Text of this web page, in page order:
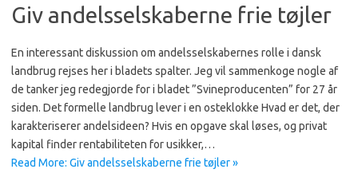
Giv andelsselskaberne frie tøjler
En interessant diskussion om andelsselskabernes rolle i dansk
landbrug rejses her i bladets spalter. Jeg vil sammenkoge nogle af
de tanker jeg redegjorde for i bladet ”Svineproducenten” for 27 år
siden. Det formelle landbrug lever i en osteklokke Hvad er det, der
karakteriserer andelsideen? Hvis en opgave skal løses, og privat
kapital finder rentabiliteten for usikker,…
Read More: Giv andelsselskaberne frie tøjler »